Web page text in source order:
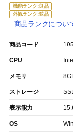
機能ランク:良品
外観ランク:並品
商品ランクについ
商品コード
CPU
メモリ
ストレージ
表示能力
OS